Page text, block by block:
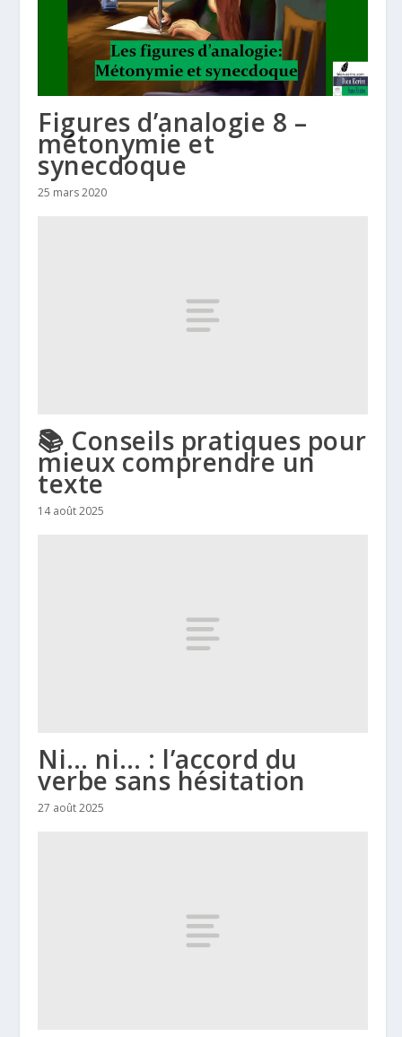
Figures d’analogie 8 –
métonymie et
synecdoque
25 mars 2020
📚 Conseils pratiques pour
mieux comprendre un
texte
14 août 2025
Ni… ni… : l’accord du
verbe sans hésitation
27 août 2025